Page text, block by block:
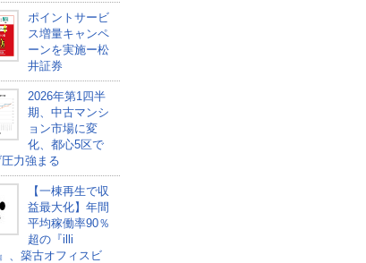
ポイントサービ
ス増量キャンペ
ーンを実施ー松
井証券
2026年第1四半
期、中古マンシ
ョン市場に変
化、都心5区で
力強まる
【一棟再生で収
益最大化】年間
平均稼働率90％
超の『illi
、築古オフィスビ